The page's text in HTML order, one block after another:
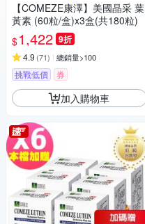
【COMEZE康澤】美國晶采 葉
黃素 (60粒/盒)x3盒(共180粒)
$1,422 9折
4.9 (71) 總銷量>100
挑戰低價 券
加入購物車